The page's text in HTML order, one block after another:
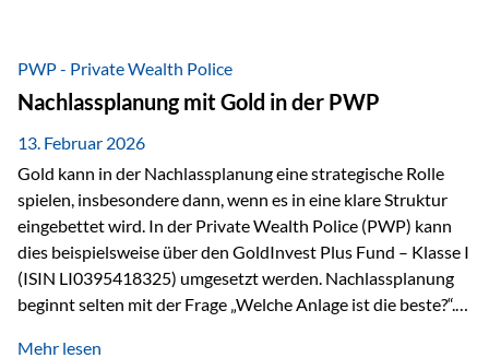
Liechtenstein eine Rolle spielen: außerhalb der EU, ohne
Euro, mit einem eigenständigen Rechts- und Finanzplatz.
Und genau an dieser Stelle setzt der 3-Zellenschutz an –…
PWP - Private Wealth Police
Nachlassplanung mit Gold in der PWP
13. Februar 2026
Gold kann in der Nachlassplanung eine strategische Rolle
spielen, insbesondere dann, wenn es in eine klare Struktur
eingebettet wird. In der Private Wealth Police (PWP) kann
dies beispielsweise über den GoldInvest Plus Fund – Klasse I
(ISIN LI0395418325) umgesetzt werden. Nachlassplanung
beginnt selten mit der Frage „Welche Anlage ist die beste?“.
Mehr lesen